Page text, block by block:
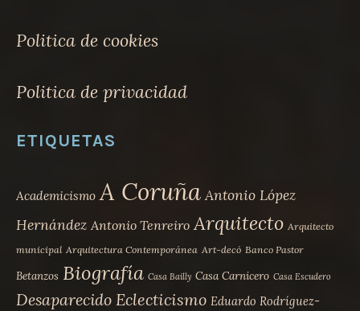
Politica de cookies
Politica de privacidad
ETIQUETAS
Academicismo A Coruña Antonio López
Hernández Antonio Tenreiro Arquitecto Arquitecto
municipal Arquitectura Contemporánea Art-decó Banco Pastor
Betanzos Biografía Casa Bailly Casa Carnicero Casa Escudero
Desaparecido Eclecticismo Eduardo Rodríguez-